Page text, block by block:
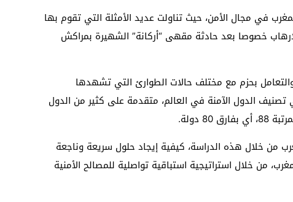
في مجال الأمن، حيث تناولت عديد الأمثلة التي تقوم بها
خصوصا بعد حادثة مقهى “أركانة” الشهيرة بمراكش
بحزم مع مختلف حالات الطوارئ التي تشهدها
الدول الآمنة في العالم، متقدمة على كثير من الدول
دولة.
من خلال هذه الدراسة، كيفية إيجاد حلول سريعة وناجعة
من خلال استراتيجية استباقية تواصلية للمصالح الأمنية